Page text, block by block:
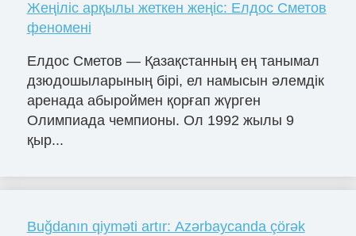
Жеңіліс арқылы жеткен жеңіс: Елдос Сметов
феномені
Елдос Сметов — Қазақстанның ең танымал
дзюдошыларының бірі, ел намысын әлемдік
аренада абыроймен қорғап жүрген
Олимпиада чемпионы. Ол 1992 жылы 9
қыр...
Buğdanın qiyməti artır: Azərbaycanda çörək